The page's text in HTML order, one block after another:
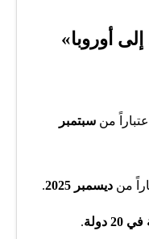
«فلاي دبي» – دخول جديد إلى أوروبا
اعتباراً من سبتمبر
من ديسمبر 2025 .
.